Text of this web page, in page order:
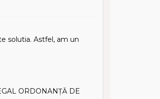
solutia. Astfel, am un
ORDONANŢĂ DE